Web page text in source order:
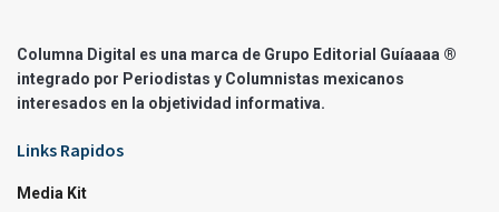
Columna Digital es una marca de Grupo Editorial Guíaaaa ®
integrado por Periodistas y Columnistas mexicanos
interesados en la objetividad informativa.
Links Rapidos
Media Kit